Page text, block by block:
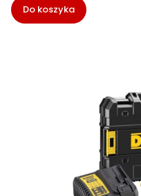
Do koszyka